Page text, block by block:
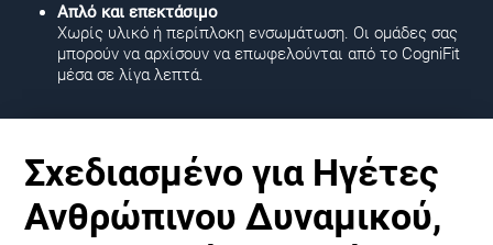
Απλό και επεκτάσιμο
Χωρίς υλικό ή περίπλοκη ενσωμάτωση. Οι ομάδες σας
μπορούν να αρχίσουν να επωφελούνται από το CogniFit
μέσα σε λίγα λεπτά.
Σχεδιασμένο για Ηγέτες
Ανθρώπινου Δυναμικού,